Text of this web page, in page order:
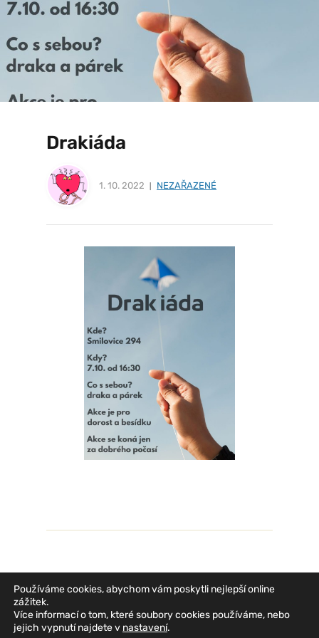
Drakiáda
1. 10. 2022 NEZAŘAZENÉ
Používáme cookies, abychom vám poskytli nejlepší online
zážitek.
Více informací o tom, které soubory cookies používáme, nebo
jejich vypnutí najdete v nastavení.